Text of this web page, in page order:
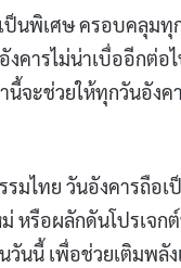
ป็นพิเศษ ครอบคลุมทุ
คารไม่น่าเบื่ออีกต่
จะช่วยให้ทุกวันอังค
มไทย วันอังคารถื
หรือผลักดันโปรเจก
วันนี้ เพื่อช่วยเติมพ